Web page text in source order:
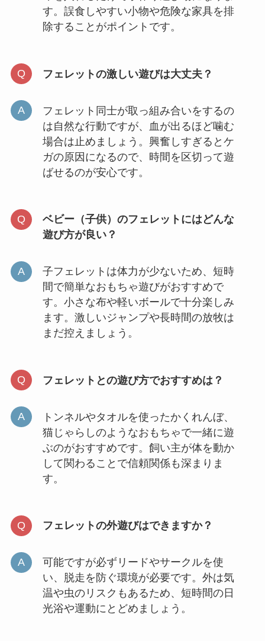
す。誤食しやすい小物や危険な家具を排
除することがポイントです。
フェレットの激しい遊びは大丈夫？
フェレット同士が取っ組み合いをするの
は自然な行動ですが、血が出るほど噛む
場合は止めましょう。興奮しすぎるとケ
ガの原因になるので、時間を区切って遊
ばせるのが安心です。
ベビー（子供）のフェレットにはどんな
遊び方が良い？
子フェレットは体力が少ないため、短時
間で簡単なおもちゃ遊びがおすすめで
す。小さな布や軽いボールで十分楽しみ
ます。激しいジャンプや長時間の放牧は
まだ控えましょう。
フェレットとの遊び方でおすすめは？
トンネルやタオルを使ったかくれんぼ、
猫じゃらしのようなおもちゃで一緒に遊
ぶのがおすすめです。飼い主が体を動か
して関わることで信頼関係も深まりま
す。
フェレットの外遊びはできますか？
可能ですが必ずリードやサークルを使
い、脱走を防ぐ環境が必要です。外は気
温や虫のリスクもあるため、短時間の日
光浴や運動にとどめましょう。